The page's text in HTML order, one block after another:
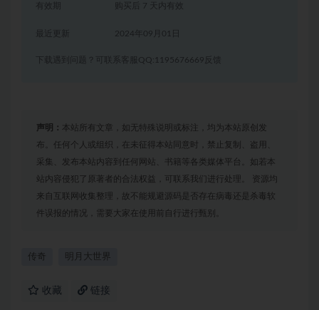
有效期 购买后 7 天内有效
2024年09月01日
下载遇到问题？可联系客服QQ:1195676669反馈
声明： 本站所有文章，如无特殊说明或标注，均为本站原创发
布。任何个人或组织，在未征得本站同意时，禁止复制、盗用、
采集、发布本站内容到任何网站、书籍等各类媒体平台。如若本
站内容侵犯了原著者的合法权益，可联系我们进行处理。 资源均
来自互联网收集整理，故不能规避源码是否存在病毒还是杀毒软
件误报的情况，需要大家在使用前自行进行甄别。
传奇 明月大世界
收藏 链接